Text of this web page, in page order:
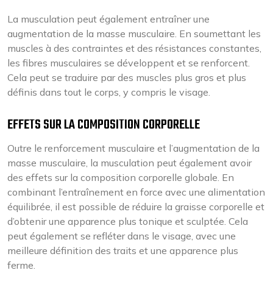
La musculation peut également entraîner une
augmentation de la masse musculaire. En soumettant les
muscles à des contraintes et des résistances constantes,
les fibres musculaires se développent et se renforcent.
Cela peut se traduire par des muscles plus gros et plus
définis dans tout le corps, y compris le visage.
EFFETS SUR LA COMPOSITION CORPORELLE
Outre le renforcement musculaire et l’augmentation de la
masse musculaire, la musculation peut également avoir
des effets sur la composition corporelle globale. En
combinant l’entraînement en force avec une alimentation
équilibrée, il est possible de réduire la graisse corporelle et
d’obtenir une apparence plus tonique et sculptée. Cela
peut également se refléter dans le visage, avec une
meilleure définition des traits et une apparence plus
ferme.